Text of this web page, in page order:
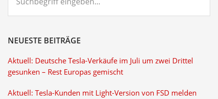
eingeben...
NEUESTE BEITRÄGE
Aktuell: Deutsche Tesla-Verkäufe im Juli um zwei Drittel
gesunken – Rest Europas gemischt
Aktuell: Tesla-Kunden mit Light-Version von FSD melden